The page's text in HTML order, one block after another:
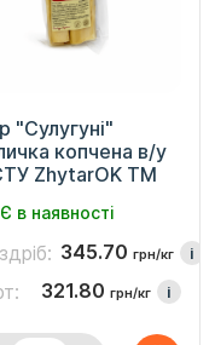
"Сулугуні"
копчена в/у
ZhytarOK TM
Є в наявності
345.70 грн/кг i
321.80 грн/кг i